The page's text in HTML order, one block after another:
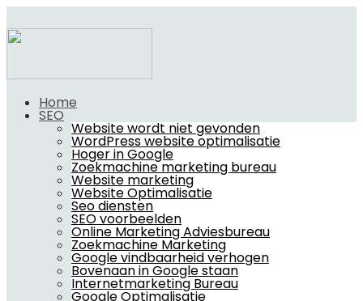
Home
SEO
Website wordt niet gevonden
WordPress website optimalisatie
Hoger in Google
Zoekmachine marketing bureau
Website marketing
Website Optimalisatie
Seo diensten
SEO voorbeelden
Online Marketing Adviesbureau
Zoekmachine Marketing
Google vindbaarheid verhogen
Bovenaan in Google staan
Internetmarketing Bureau
Google Optimalisatie